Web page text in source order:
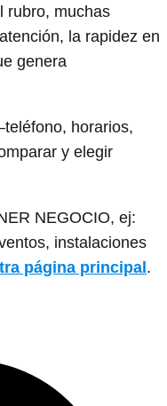
rubro, muchas
la rapidez en
genera
horarios,
y elegir
NEGOCIO, ej:
instalaciones
página principal.